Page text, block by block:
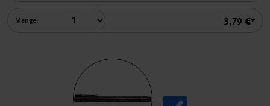
Summe
3,79 €*
Menge: